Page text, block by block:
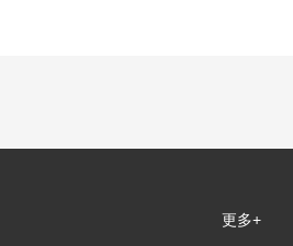
更多+